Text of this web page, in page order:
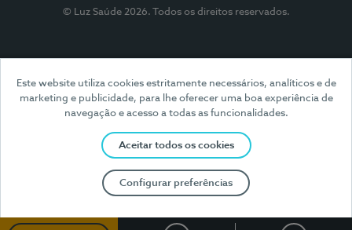
Este website utiliza cookies estritamente necessários, analíticos e de
marketing e publicidade, para lhe oferecer uma boa experiência de
navegação e acesso a todas as funcionalidades.
Aceitar todos os cookies
Configurar preferências
© Luz Saúde 2026. Todos os direitos reservados.